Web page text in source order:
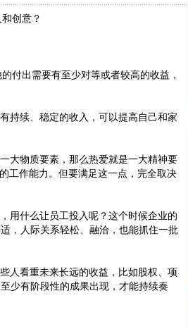
创意？
付出需要有至少对等或者较高的收益，
持续、稳定的收入，可以提高自己和家
大物质要素，那么热爱就是一大精神要
工作能力。但要满足这一点，完全取决
用什么让员工投入呢？这个时候企业的
，人际关系轻松、融洽，也能抓住一批
人看重未来长远的收益，比如股权、项
少有阶段性的成果出现，才能持续奏